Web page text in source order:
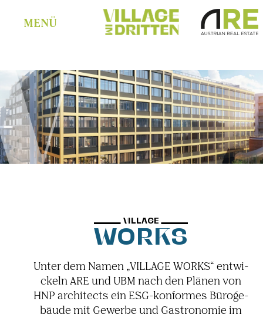
MENÜ
WORKS
Unter dem Namen „VILLAGE WORKS“ entwi­
ckeln ARE und UBM nach den Plänen von
HNP archi­tects ein ESG-konformes Büro­ge­
bäude mit Gewerbe und Gastro­nomie im